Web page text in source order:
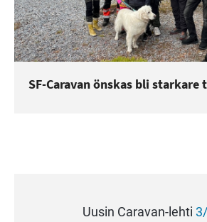
SF-Caravan önskas bli starkare
Uusin Caravan-lehti